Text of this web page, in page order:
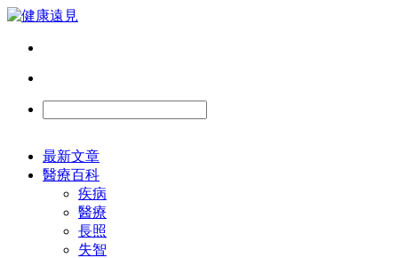
最新文章
醫療百科
疾病
醫療
長照
失智